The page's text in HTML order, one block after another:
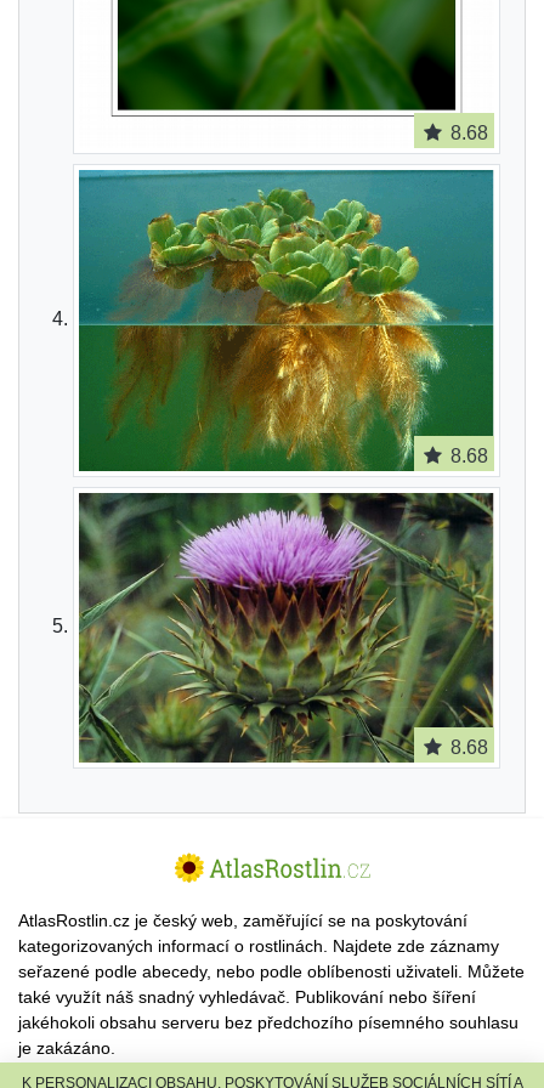
8.68
8.68
8.68
AtlasRostlin.cz je český web, zaměřující se na poskytování
kategorizovaných informací o rostlinách. Najdete zde záznamy
seřazené podle abecedy, nebo podle oblíbenosti uživateli. Můžete
také využít náš snadný vyhledávač. Publikování nebo šíření
jakéhokoli obsahu serveru bez předchozího písemného souhlasu
je zakázáno.
K PERSONALIZACI OBSAHU, POSKYTOVÁNÍ SLUŽEB SOCIÁLNÍCH SÍTÍ A